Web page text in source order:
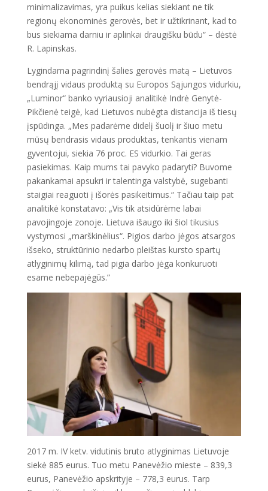
minimalizavimas, yra puikus kelias siekiant ne tik
regionų ekonominės gerovės, bet ir užtikrinant, kad to
bus siekiama darniu ir aplinkai draugišku būdu“ – dėstė
R. Lapinskas.
Lygindama pagrindinį šalies gerovės matą – Lietuvos
bendrąjį vidaus produktą su Europos Sąjungos vidurkiu,
„Luminor“ banko vyriausioji analitikė Indrė Genytė-
Pikčienė teigė, kad Lietuvos nubėgta distancija iš tiesų
įspūdinga. „Mes padarėme didelį šuolį ir šiuo metu
mūsų bendrasis vidaus produktas, tenkantis vienam
gyventojui, siekia 76 proc. ES vidurkio. Tai geras
pasiekimas. Kaip mums tai pavyko padaryti? Buvome
pakankamai apsukri ir talentinga valstybė, sugebanti
staigiai reaguoti į išorės pasikeitimus.“ Tačiau taip pat
analitikė konstatavo: „Vis tik atsidūrėme labai
pavojingoje zonoje. Lietuva išaugo iki šiol tikusius
vystymosi „marškinėlius“. Pigios darbo jėgos atsargos
išseko, struktūrinio nedarbo pleištas kursto spartų
atlyginimų kilimą, tad pigia darbo jėga konkuruoti
esame nebepajėgūs.”
2017 m. IV ketv. vidutinis bruto atlyginimas Lietuvoje
siekė 885 eurus. Tuo metu Panevėžio mieste – 839,3
eurus, Panevėžio apskrityje – 778,3 eurus. Tarp